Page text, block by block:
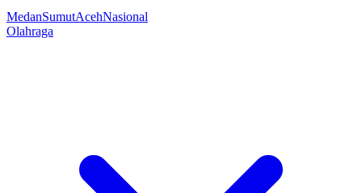
MedanSumutAcehNasional
Olahraga